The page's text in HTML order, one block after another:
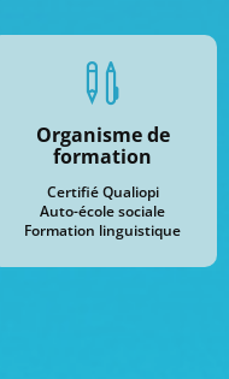

Organisme de
formation
Certifié Qualiopi
Auto-école sociale
Formation linguistique